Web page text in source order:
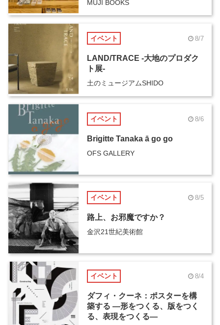
MUJI BOOKS
イベント 8/7
LAND/TRACE -大地のプロダク
ト展-
土のミュージアムSHIDO
イベント 8/6
Brigitte Tanaka ā go go
OFS GALLERY
イベント 8/5
路上、お邪魔ですか？
金沢21世紀美術館
イベント 8/4
ダフィ・クーネ：ポスターを構
築する ―形をつくる、版をつく
る、表現をつくる―